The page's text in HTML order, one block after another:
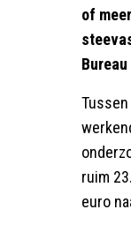
of
ruim
euro